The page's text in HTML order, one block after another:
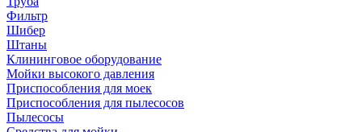
Фильтр
Шибер
Штаны
Клининговое оборудование
Мойки высокого давления
Приспособления для моек
Приспособления для пылесосов
Пылесосы